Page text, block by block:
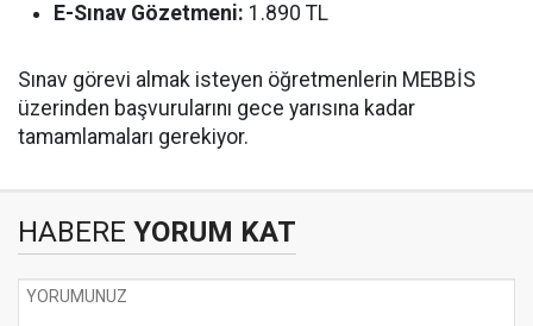
E-Sınav Gözetmeni: 1.890 TL
Sınav görevi almak isteyen öğretmenlerin MEBBİS
üzerinden başvurularını gece yarısına kadar
tamamlamaları gerekiyor.
HABERE YORUM KAT